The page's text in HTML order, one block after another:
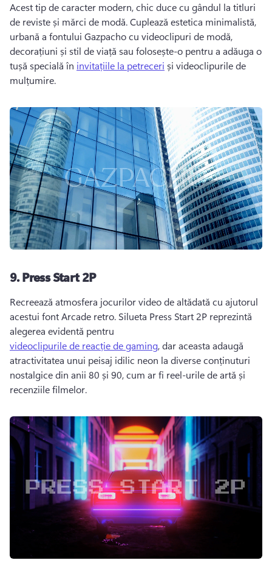
Acest tip de caracter modern, chic duce cu gândul la titluri
de reviste și mărci de modă. Cuplează estetica minimalistă,
urbană a fontului Gazpacho cu videoclipuri de modă,
decorațiuni și stil de viață sau folosește-o pentru a adăuga o
tușă specială în invitațiile la petreceri și videoclipurile de
mulțumire.
9.Press Start 2P
Recreează atmosfera jocurilor video de altădată cu ajutorul
acestui font Arcade retro. Silueta Press Start 2P reprezintă
alegerea evidentă pentru
videoclipurile de reacție de gaming, dar aceasta adaugă
atractivitatea unui peisaj idilic neon la diverse conținuturi
nostalgice din anii 80 și 90, cum ar fi reel-urile de artă și
recenziile filmelor.